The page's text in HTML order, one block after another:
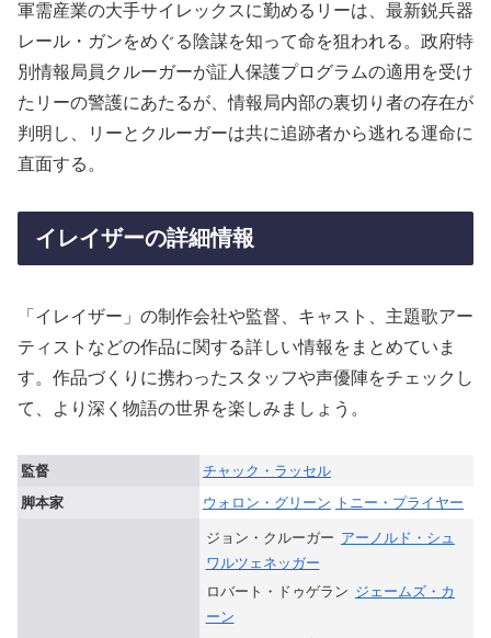
軍需産業の大手サイレックスに勤めるリーは、最新鋭兵器
レール・ガンをめぐる陰謀を知って命を狙われる。政府特
別情報局員クルーガーが証人保護プログラムの適用を受け
たリーの警護にあたるが、情報局内部の裏切り者の存在が
判明し、リーとクルーガーは共に追跡者から逃れる運命に
直面する。
イレイザーの詳細情報
「イレイザー」の制作会社や監督、キャスト、主題歌アー
ティストなどの作品に関する詳しい情報をまとめていま
す。作品づくりに携わったスタッフや声優陣をチェックし
て、より深く物語の世界を楽しみましょう。
監督
チャック・ラッセル
脚本家
ウォロン・グリーン トニー・プライヤー
ジョン・クルーガー アーノルド・シュ
ワルツェネッガー
ロバート・ドゥゲラン ジェームズ・カ
ーン